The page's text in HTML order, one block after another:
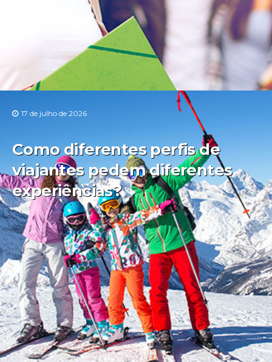
17 de julho de 2026
Como diferentes perfis de
viajantes pedem diferentes
experiências?